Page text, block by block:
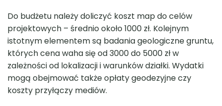
Do budżetu należy doliczyć koszt map do celów
projektowych – średnio około 1000 zł. Kolejnym
istotnym elementem są badania geologiczne gruntu,
których cena waha się od 3000 do 5000 zł w
zależności od lokalizacji i warunków działki. Wydatki
mogą obejmować także opłaty geodezyjne czy
koszty przyłączy mediów.